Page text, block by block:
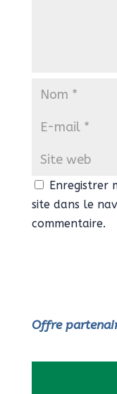
Enregistrer
site dans le
commentaire.
Offre